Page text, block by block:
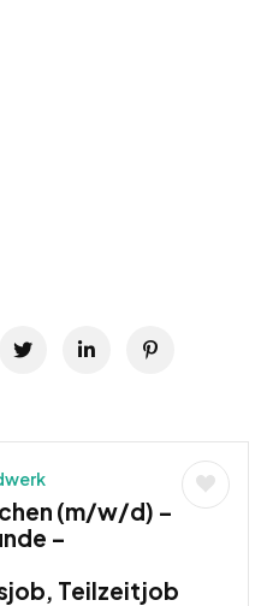
(m/w/d) –
–
Teilzeitjob